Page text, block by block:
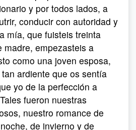
y por todos lados, a
conducir con autoridad y
mía, que fuisteis treinta
madre, empezasteis a
como una joven esposa,
ardiente que os sentía
yo de la perfección a
fueron nuestras
nuestro romance de
de invierno y de